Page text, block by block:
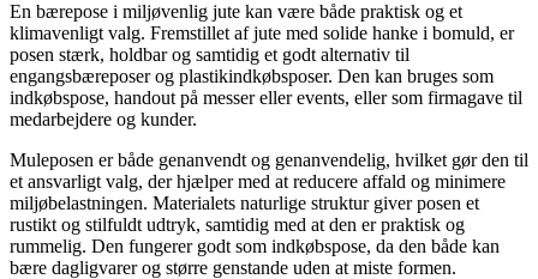
En bærepose i miljøvenlig jute kan være både praktisk og et
klimavenligt valg. Fremstillet af jute med solide hanke i bomuld, er
posen stærk, holdbar og samtidig et godt alternativ til
engangsbæreposer og plastikindkøbsposer. Den kan bruges som
indkøbspose, handout på messer eller events, eller som firmagave til
medarbejdere og kunder.
Muleposen er både genanvendt og genanvendelig, hvilket gør den til
et ansvarligt valg, der hjælper med at reducere affald og minimere
miljøbelastningen. Materialets naturlige struktur giver posen et
rustikt og stilfuldt udtryk, samtidig med at den er praktisk og
rummelig. Den fungerer godt som indkøbspose, da den både kan
bære dagligvarer og større genstande uden at miste formen.